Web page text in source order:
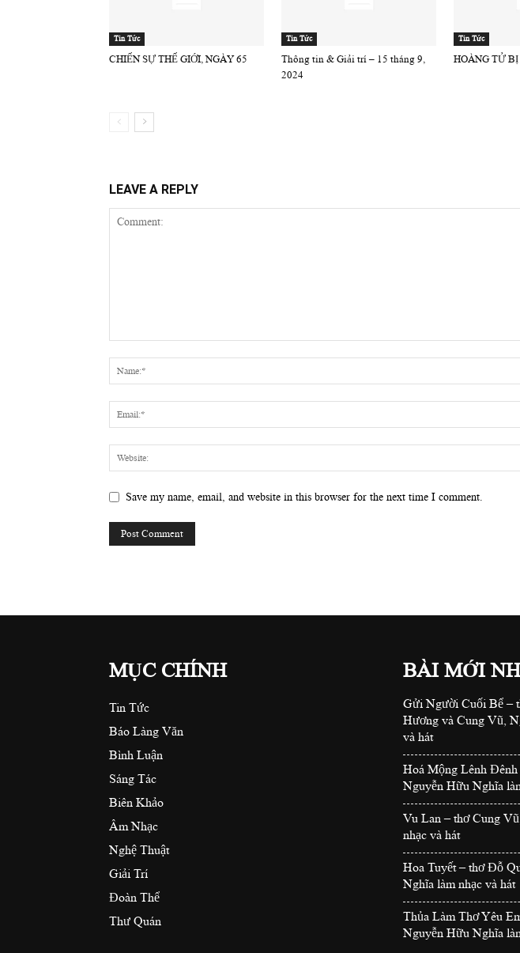
Tin Tức
CHIẾN SỰ THẾ GIỚI, NGÀY 65
Tin Tức
Thông tin & Giải trí – 15 tháng 9,
2024
Tin Tức
HOÀNG TỬ
LEAVE A REPLY
Save my name, email, and website in this browser for the next time I comment.
MỤC CHÍNH
Tin Tức
Báo Làng Văn
Bình Luận
Sáng Tác
Biên Khảo
Âm Nhạc
Nghệ Thuật
Giải Trí
Đoàn Thể
Thư Quán
BÀI MỚI
Gửi Người Cuối Bể –
Hương và Cung Vũ,
và hát
Hoá Mộng Lênh
Nguyễn Hữu Nghĩa
Vu Lan – thơ Cung
nhạc và hát
Hoa Tuyết – thơ Đỗ
Nghĩa làm nhạc và hát
Thủa Làm Thơ Yêu
Nguyễn Hữu Nghĩa